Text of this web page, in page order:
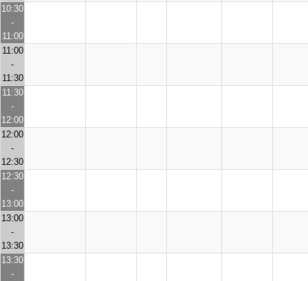
10:30
-
11:00
11:00
-
11:30
11:30
-
12:00
12:00
-
12:30
12:30
-
13:00
13:00
-
13:30
13:30
-